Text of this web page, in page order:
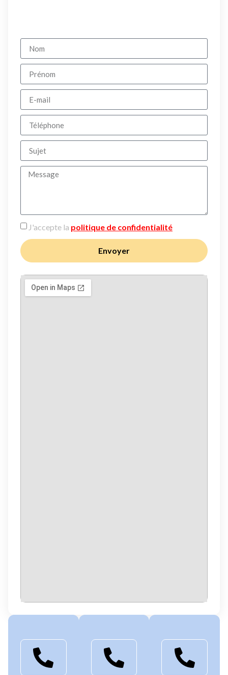
J'accepte la politique de confidentialité
Envoyer